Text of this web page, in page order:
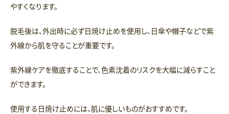
やすくなります。
脱毛後は、外出時に必ず日焼け止めを使用し、日傘や帽子などで紫
外線から肌を守ることが重要です。
紫外線ケアを徹底することで、色素沈着のリスクを大幅に減らすこと
ができます。
使用する日焼け止めには、肌に優しいものがおすすめです。